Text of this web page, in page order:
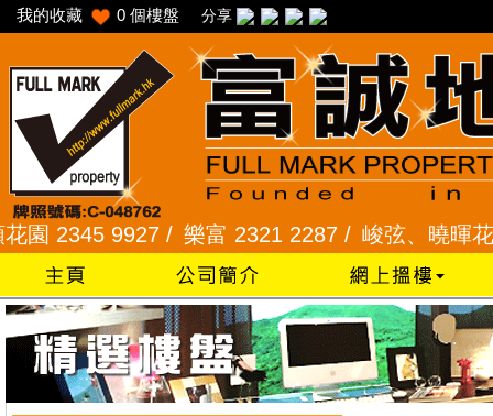
我的收藏 0 個樓盤 分享
9927 /樂富 2321 2287 /峻弦、曉暉花園